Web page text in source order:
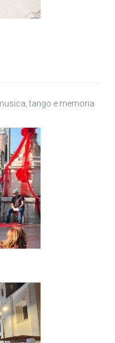
tango e memoria